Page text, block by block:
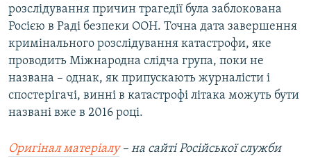
розслідування причин трагедії була заблокована
Росією в Раді безпеки ООН. Точна дата завершення
кримінального розслідування катастрофи, яке
проводить Міжнародна слідча група, поки не
названа – однак, як припускають журналісти і
спостерігачі, винні в катастрофі літака можуть бути
названі вже в 2016 році.
Оригінал матеріалу– на сайті Російської служби